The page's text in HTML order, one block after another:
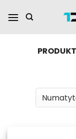
turinį